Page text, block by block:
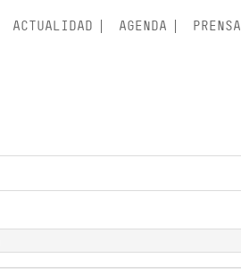
ACTUALIDAD AGENDA PRENSA